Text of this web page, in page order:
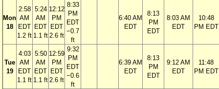
Mon
18
2:58
AM
EDT
1.2 ft
5:24
AM
EDT
1.1 ft
12:12
PM
EDT
2.6 ft
8:33
PM
EDT
−0.7
ft
6:40 AM
EDT
8:13
PM
EDT
8:03 AM
EDT
10:48
PM EDT
Tue
19
4:03
AM
EDT
1.1 ft
5:50
AM
EDT
1.1 ft
12:59
PM
EDT
2.6 ft
9:32
PM
EDT
−0.6
ft
6:39 AM
EDT
8:13
PM
EDT
9:12 AM
EDT
11:48
PM EDT